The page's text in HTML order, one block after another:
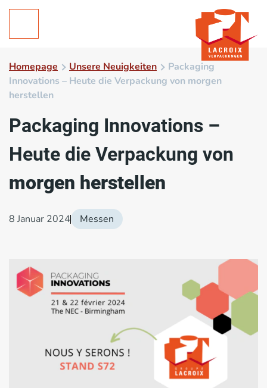
Homepage Unsere Neuigkeiten
Packaging
Innovations – Heute die Verpackung von morgen
herstellen
Packaging Innovations –
Heute die Verpackung von
morgen herstellen
8 Januar 2024 Messen